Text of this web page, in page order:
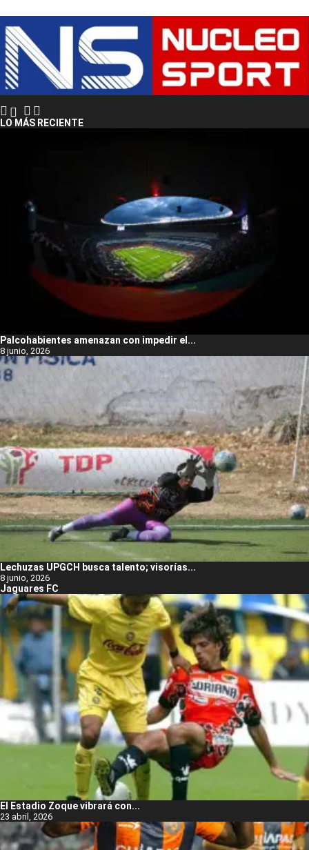
LO MÁS RECIENTE
Palcohabientes amenazan con impedir el...
8 junio, 2026
Lechuzas UPGCH busca talento; visorías...
8 junio, 2026
Jaguares FC
El Estadio Zoque vibrará con...
23 abril, 2026